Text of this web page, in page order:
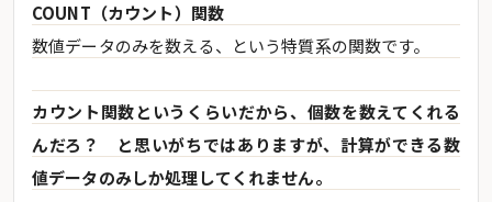
COUNT（カウント）関数
数値データのみを数える、という特質系の関数です。
カウント関数というくらいだから、個数を数えてくれる
んだろ？ と思いがちではありますが、計算ができる数
値データのみしか処理してくれません。